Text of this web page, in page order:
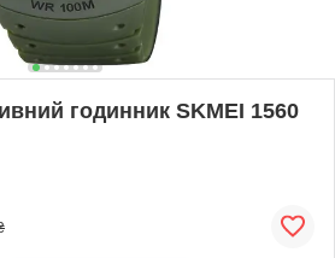
годинник SKMEI 1560